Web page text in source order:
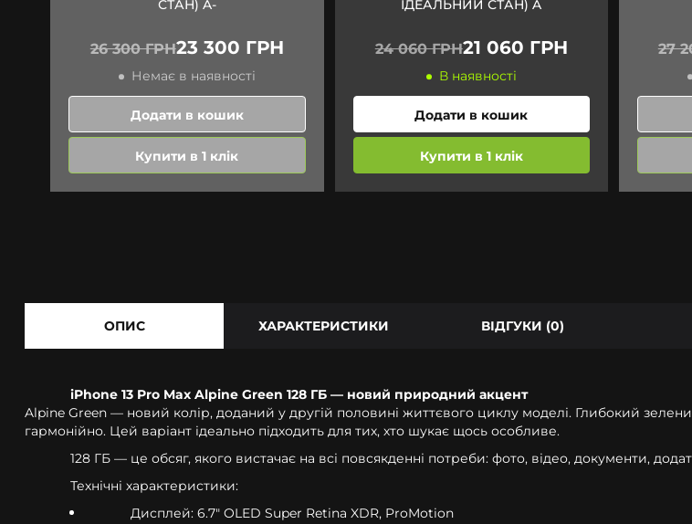
СТАН) A-
26 300 ГРН23 300 ГРН
Немає в наявності
Додати в кошик
Купити в 1 клік
ІДЕАЛЬНИЙ СТАН) A
24 060 ГРН21 060 ГРН
В наявності
Додати в кошик
Купити в 1 клік
27
ОПИС ХАРАКТЕРИСТИКИ ВІДГУКИ (0)
iPhone 13 Pro Max Alpine Green 128 ГБ — новий природний акцент
Alpine Green — новий колір, доданий у другій половині життєвого циклу моделі. Глибокий
гармонійно. Цей варіант ідеально підходить для тих, хто шукає щось особливе.
128 ГБ — це обсяг, якого вистачає на всі повсякденні потреби: фото, відео, документи,
Технічні характеристики:
Дисплей: 6.7" OLED Super Retina XDR, ProMotion